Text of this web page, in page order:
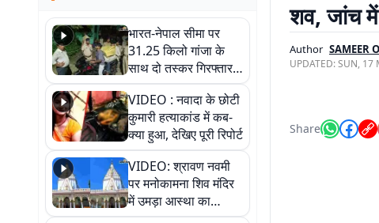
भारत-नेपाल सीमा पर
31.25 किलो गांजा के
साथ दो तस्कर गिरफ्तार,
नेपाली नंबर की बाइक
जब्त
VIDEO : नवादा के छोटी
कुमारी हत्याकांड में कब-
क्या हुआ, देखिए पूरी रिपोर्ट
VIDEO: श्रावण नवमी
पर मनोकामना शिव मंदिर
में उमड़ा आस्था का
सैलाब, हर-हर महादेव के
शव, जांच
Author SAMEER
UPDATED:SUN, 17
Share